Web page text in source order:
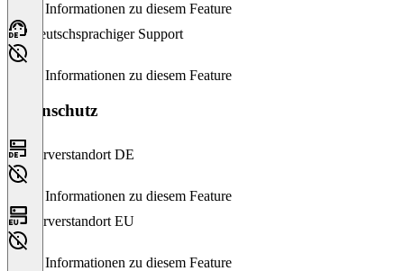
Keine Informationen zu diesem Feature
Deutschsprachiger Support
Keine Informationen zu diesem Feature
Datenschutz
Serverstandort DE
Keine Informationen zu diesem Feature
Serverstandort EU
Keine Informationen zu diesem Feature